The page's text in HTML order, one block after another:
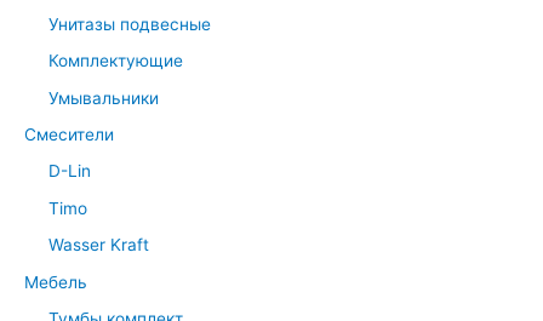
Унитазы подвесные
Комплектующие
Умывальники
Смесители
D-Lin
Timo
Wasser Kraft
Мебель